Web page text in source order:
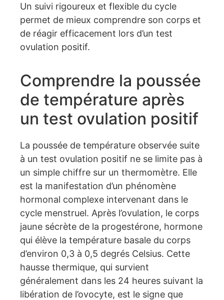
Un suivi rigoureux et flexible du cycle
permet de mieux comprendre son corps et
de réagir efficacement lors d’un test
ovulation positif.
Comprendre la poussée
de température après
un test ovulation positif
La poussée de température observée suite
à un test ovulation positif ne se limite pas à
un simple chiffre sur un thermomètre. Elle
est la manifestation d’un phénomène
hormonal complexe intervenant dans le
cycle menstruel. Après l’ovulation, le corps
jaune sécrète de la progestérone, hormone
qui élève la température basale du corps
d’environ 0,3 à 0,5 degrés Celsius. Cette
hausse thermique, qui survient
généralement dans les 24 heures suivant la
libération de l’ovocyte, est le signe que